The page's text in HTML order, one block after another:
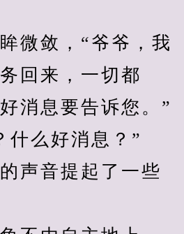
敛，“爷爷，我
回来，一切都
消息要告诉您。”
好消息？”
音提起了一些